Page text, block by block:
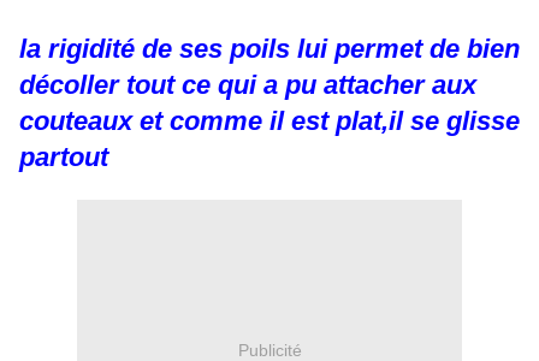
la rigidité de ses poils lui permet de bien
décoller tout ce qui a pu attacher aux
couteaux et comme il est plat,il se glisse
partout
Publicité